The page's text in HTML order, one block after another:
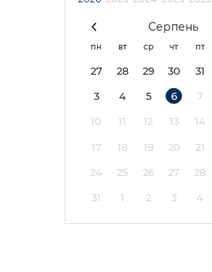
Серпень
пн вт ср чт пт
27 28 29 30 31
3 4 5 6 7
10 11 12 13 14
17 18 19 20 21
24 25 26 27 28
31 1 2 3 4